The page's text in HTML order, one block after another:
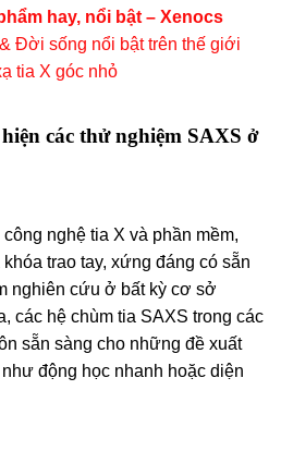
hay, nổi bật – Xenocs
Đời sống nổi bật trên thế giới
tia X góc nhỏ
các thử nghiệm SAXS ở
nghệ tia X và phần mềm,
trao tay, xứng đáng có sẵn
nghiên cứu ở bất kỳ cơ sở
các hệ chùm tia SAXS trong các
sẵn sàng cho những đề xuất
như động học nhanh hoặc diện